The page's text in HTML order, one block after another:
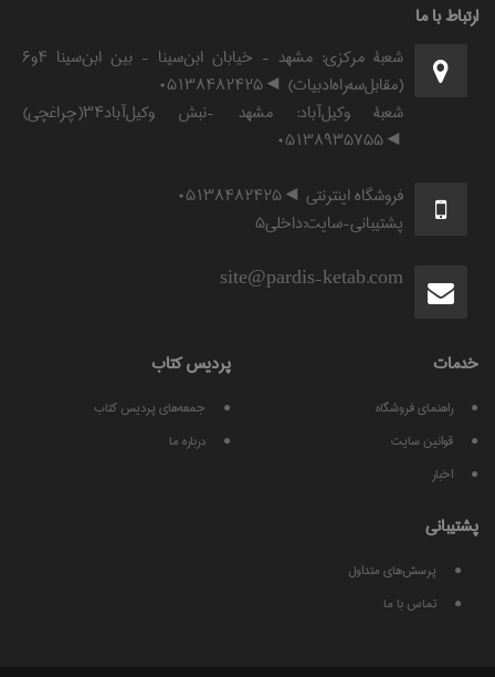
ارتباط با ما
شعبۀ مرکزی: مشهد - خیابان ابن‌سینا - بین ابن‌سینا ۴و۶
(مقابل‌سه‌راه‌ادبیات) ◄۰۵۱۳۸۴۸۲۴۲۵
شعبۀ وکیل‌آباد: مشهد -نبش وکیل‌آباد۳۴(چراغچی)
◄۰۵۱۳۸۹۳۵۷۵۵
فروشگاه اینترنتی ◄۰۵۱۳۸۴۸۲۴۲۵
پشتیبانی-سایت:داخلی۵
site@pardis-ketab.com
خدمات
راهنمای فروشگاه
قوانين سايت
اخبار
پرديس كتاب
جمعه‌های پردیس کتاب
درباره ما
پشتيبانی
پرسش‌های متداول
تماس با ما